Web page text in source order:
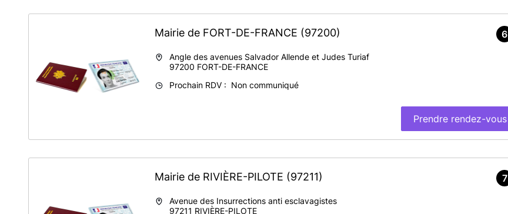
Lundi au Vendredi : 08h15 - 13h
Mairie de FORT-DE-FRANCE (97200)
Angle des avenues Salvador Allende et Judes Turiaf
97200 FORT-DE-FRANCE
Prochain RDV : Non communiqué
Prendre rendez-vous
6
Mairie de RIVIÈRE-PILOTE (97211)
Avenue des Insurrections anti esclavagistes
97211 RIVIÈRE-PILOTE
7